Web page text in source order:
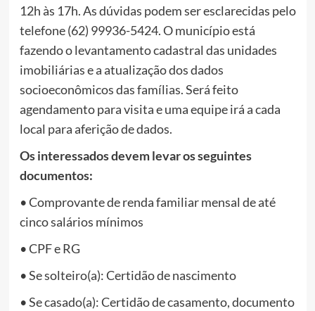
12h às 17h. As dúvidas podem ser esclarecidas pelo
telefone (62) 99936-5424. O município está
fazendo o levantamento cadastral das unidades
imobiliárias e a atualização dos dados
socioeconômicos das famílias. Será feito
agendamento para visita e uma equipe irá a cada
local para aferição de dados.
Os interessados devem levar os seguintes
documentos:
•⁠ ⁠Comprovante de renda familiar mensal de até
cinco salários mínimos
•⁠ ⁠CPF e RG
•⁠ ⁠Se solteiro(a): Certidão de nascimento
•⁠ ⁠Se casado(a): Certidão de casamento, documento